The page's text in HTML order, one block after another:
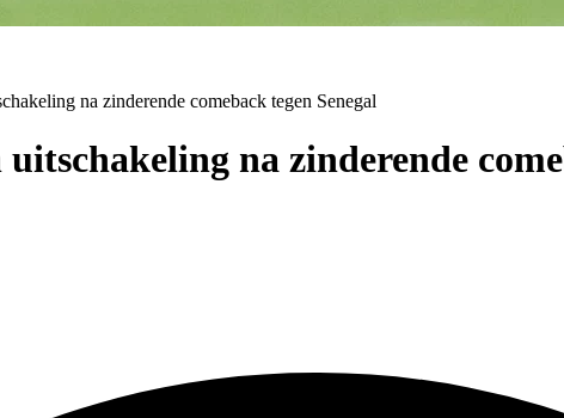
na zinderende comeback tegen Senegal
na zinderende